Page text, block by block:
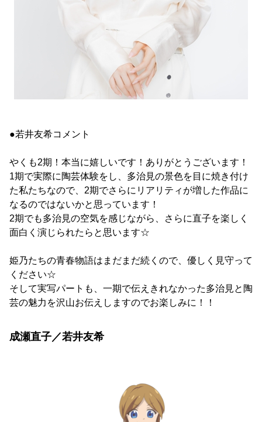
●若井友希コメント
やくも2期！本当に嬉しいです！ありがとうございます！
1期で実際に陶芸体験をし、多治見の景色を目に焼き付け
た私たちなので、2期でさらにリアリティが増した作品に
なるのではないかと思っています！
2期でも多治見の空気を感じながら、さらに直子を楽しく
面白く演じられたらと思います☆
姫乃たちの青春物語はまだまだ続くので、優しく見守って
ください☆
そして実写パートも、一期で伝えきれなかった多治見と陶
芸の魅力を沢山お伝えしますのでお楽しみに！！
成瀬直子／若井友希